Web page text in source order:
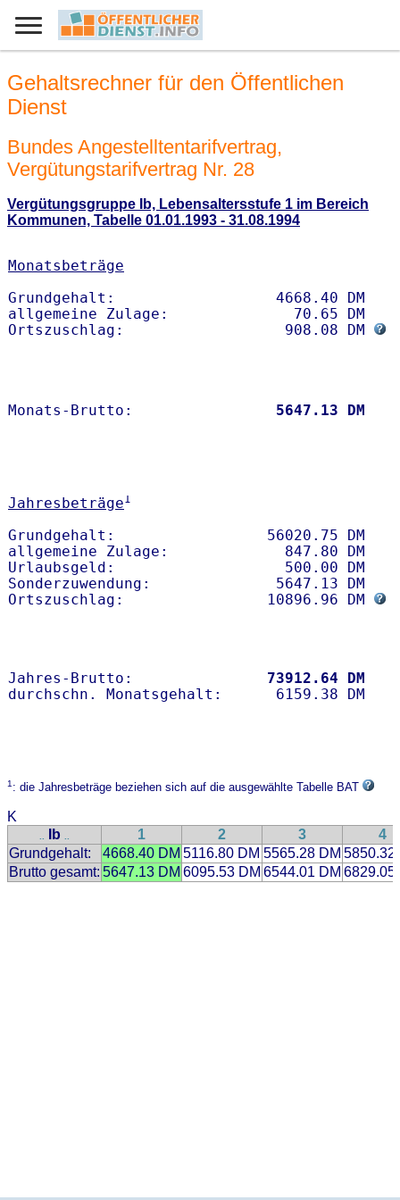
Gehaltsrechner für den Öffentlichen
Dienst
Bundes Angestelltentarifvertrag,
Vergütungstarifvertrag Nr. 28
Vergütungsgruppe Ib, Lebensaltersstufe 1 im Bereich
Kommunen, Tabelle 01.01.1993 - 31.08.1994
Monatsbeträge
Grundgehalt:                  4668.40 DM
allgemeine Zulage:              70.65 DM
Ortszuschlag:                  908.08 DM
Monats-Brutto: 5647.13 DM
Jahresbeträge1
Grundgehalt:                 56020.75 DM
allgemeine Zulage:             847.80 DM
Urlaubsgeld:                   500.00 DM
Sonderzuwendung:              5647.13 DM
Ortszuschlag:                10896.96 DM
Jahres-Brutto: 73912.64 DM
1: die Jahresbeträge beziehen sich auf die ausgewählte Tabelle BAT
K
.. Ib .. 1 2 3
4
Grundgehalt:
4668.40 DM 5116.80 DM 5565.28 DM 5850.32
Brutto gesamt: 5647.13 DM 6095.53 DM 6544.01 DM 6829.05